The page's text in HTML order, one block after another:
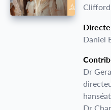
Clifford
Daniel
Dr
Dr